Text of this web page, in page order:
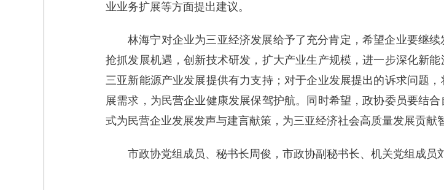
业业务扩展等方面提出建议。
林海宁对企业为三亚经济发展给予了充分肯定，希望企业要继
抢抓发展机遇，创新技术研发，扩大产业生产规模，进一步深化新
三亚新能源产业发展提供有力支持；对于企业发展提出的诉求问题
展需求，为民营企业健康发展保驾护航。同时希望，政协委员要结
式为民营企业发展发声与建言献策，为三亚经济社会高质量发展贡献
市政协党组成员、秘书长周俊，市政协副秘书长、机关党组成员